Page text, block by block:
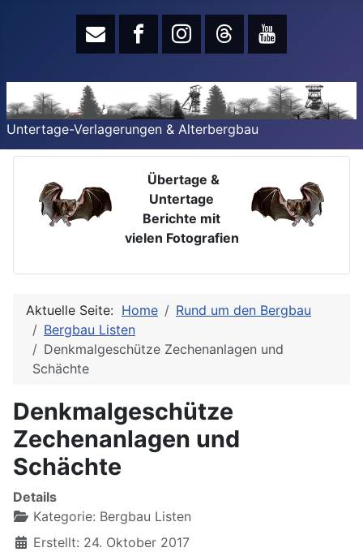
Untertage-Verlagerungen & Alterbergbau
Übertage &
Untertage
Berichte mit
vielen Fotografien
Aktuelle Seite: Home
Rund um den Bergbau
Bergbau Listen
Denkmalgeschütze Zechenanlagen und
Schächte
Denkmalgeschütze
Zechenanlagen und
Schächte
Details
Kategorie: Bergbau Listen
Erstellt: 24. Oktober 2017